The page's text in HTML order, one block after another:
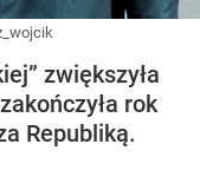
zwiększyła
rok
Republiką.